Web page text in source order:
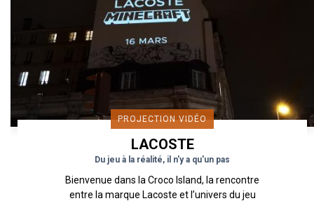
PROJECTION VIDÉO
LACOSTE
Du jeu à la réalité, il n'y a qu'un pas
Bienvenue dans la Croco Island, la rencontre
entre la marque Lacoste et l’univers du jeu